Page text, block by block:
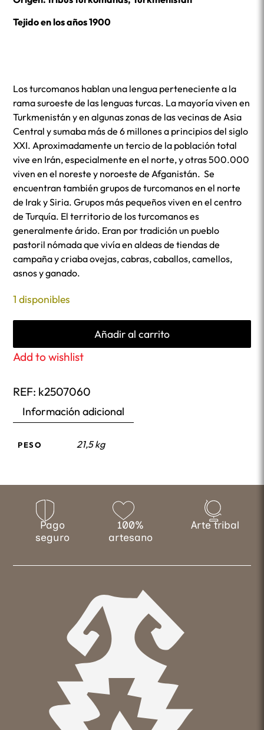
Tejido en los años 1900
Los turcomanos hablan una lengua perteneciente a la
rama suroeste de las lenguas turcas. La mayoría viven en
Turkmenistán y en algunas zonas de las vecinas de Asia
Central y sumaba más de 6 millones a principios del siglo
XXI. Aproximadamente un tercio de la población total
vive en Irán, especialmente en el norte, y otras 500.000
viven en el noreste y noroeste de Afganistán. Se
encuentran también grupos de turcomanos en el norte
de Irak y Siria. Grupos más pequeños viven en el centro
de Turquía. El territorio de los turcomanos es
generalmente árido. Eran por tradición un pueblo
pastoril nómada que vivía en aldeas de tiendas de
campaña y criaba ovejas, cabras, caballos, camellos,
asnos y ganado.
1 disponibles
Añadir al carrito
Add to wishlist
REF: k2507060
Información adicional
PESO 21,5 kg
Pago
seguro
100%
artesano
Arte tribal